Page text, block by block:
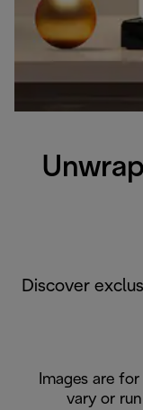
Discover
Images are
vary or